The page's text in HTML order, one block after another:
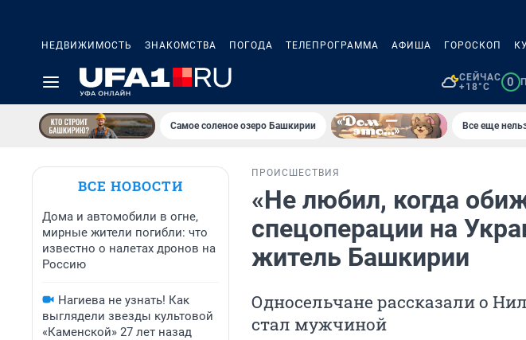
НЕДВИЖИМОСТЬ ЗНАКОМСТВА ПОГОДА ТЕЛЕПРОГРАММА АФИША ГОРОСКОП
СЕЙЧАС
+18°C
0
Самое соленое озеро Башкирии Все еще
ВСЕ НОВОСТИ
Дома и автомобили в огне,
мирные жители погибли: что
известно о налетах дронов на
Россию
Нагиева не узнать! Как
выглядели звезды культовой
«Каменской» 27 лет назад
ПРОИСШЕСТВИЯ
«Не любил, когда
спецоперации на
житель Башкирии
Односельчане рассказали о
стал мужчиной